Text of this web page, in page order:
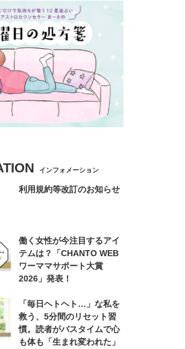
インフォメーション
利用規約等改訂のお知らせ
働く女性が今注目するアイ
テムは？「CHANTO WEB
ワーママサポート大賞
2026」発表！
「毎日ヘトヘト…」な私を
救う、5分間のリセット習
慣。読者がバスタイムで心
も体も「生まれ変われた」